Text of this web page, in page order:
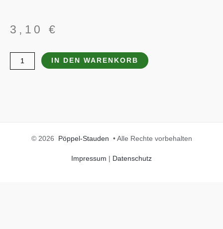
3,10 €
Catananche
caerulea
IN DEN WARENKORB
© 2026 Pöppel-Stauden • Alle Rechte vorbehalten
Impressum | Datenschutz